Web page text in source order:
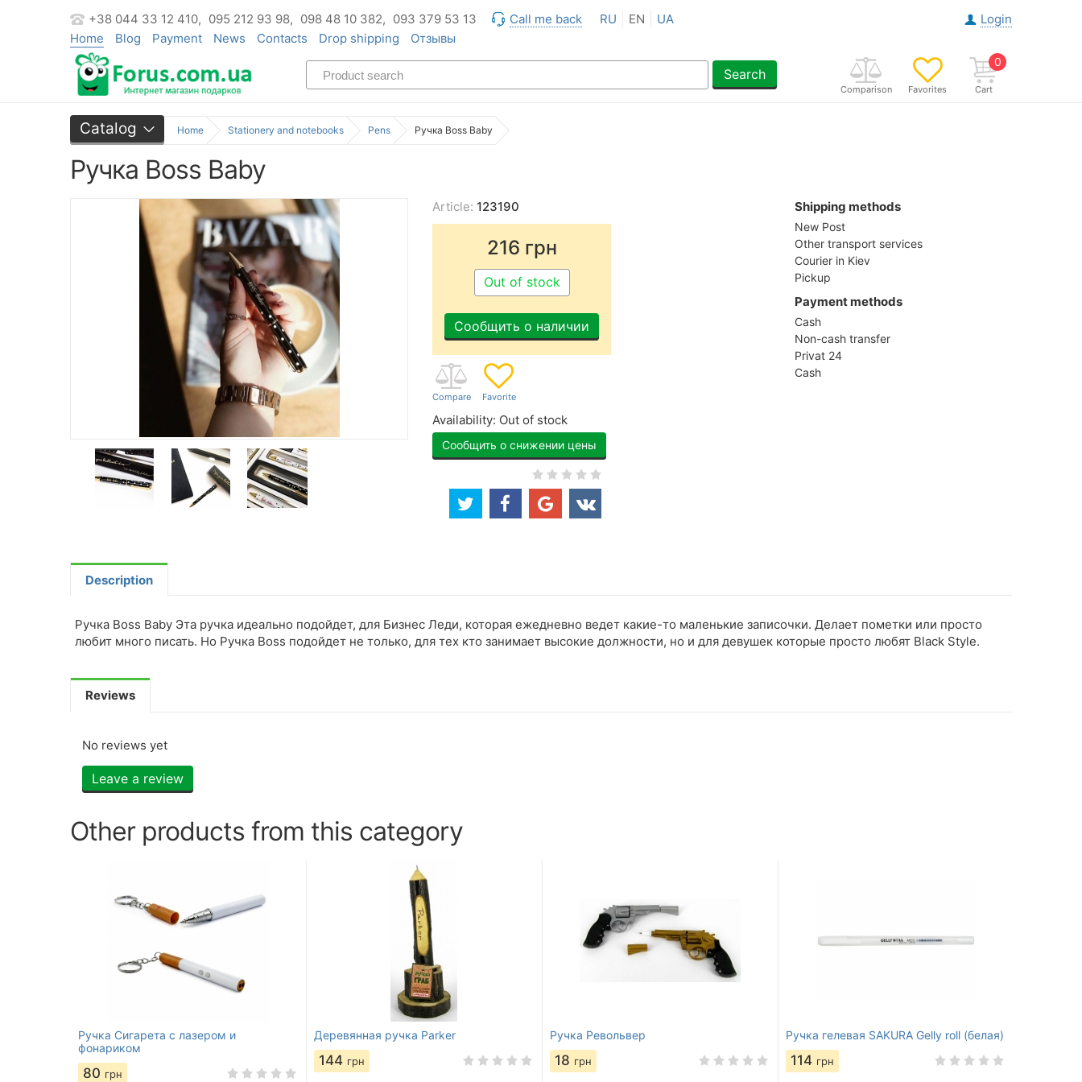
+38 044 33 12 410, 095 212 93 98, 098 48 10 382, 093 379 53 13 Call me back RU EN UA
Login
Home
Blog Payment News Contacts Drop shipping Отзывы
0
Cart
Favorites
Comparison
Search
Catalog Home Stationery and notebooks Pens Ручка Boss Baby
Ручка Boss Baby
Article: 123190
216 грн
Out of stock
Сообщить о наличии
Availability: Out of stock
Сообщить о снижении цены
Shipping methods
New Post
Other transport services
Courier in Kiev
Pickup
Payment methods
Cash
Non-cash transfer
Privat 24
Cash
Description
Ручка Boss Baby Эта ручка идеально подойдет, для Бизнес Леди, которая ежедневно ведет какие-то маленькие записочки. Делает пометки или просто
любит много писать. Но Ручка Boss подойдет не только, для тех кто занимает высокие должности, но и для девушек которые просто любят Black Style.
Reviews
No reviews yet
Leave a review
Other products from this category
Ручка Сигарета с лазером и
фонариком
80 грн
Деревянная ручка Parker
144 грн
Ручка Револьвер
18 грн
Ручка гелевая SAKURA Gelly roll (белая)
114 грн